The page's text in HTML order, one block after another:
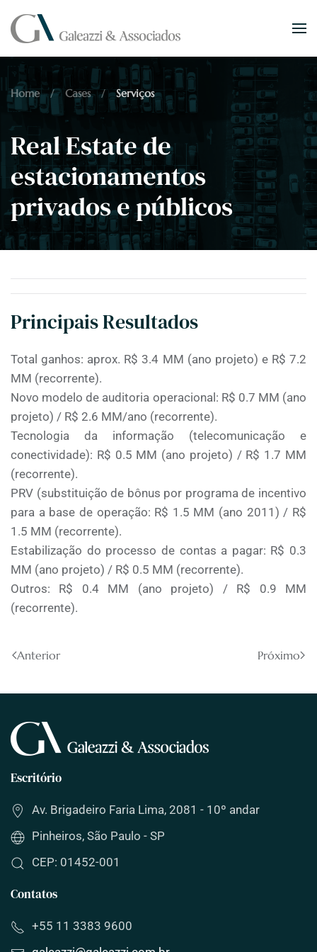
Skip to main content
Home Cases Serviços
Real Estate de
estacionamentos
privados e públicos
Principais Resultados
Total ganhos: aprox. R$ 3.4 MM (ano projeto) e R$ 7.2
MM (recorrente).
Novo modelo de auditoria operacional: R$ 0.7 MM (ano
projeto) / R$ 2.6 MM/ano (recorrente).
Tecnologia da informação (telecomunicação e
conectividade): R$ 0.5 MM (ano projeto) / R$ 1.7 MM
(recorrente).
PRV (substituição de bônus por programa de incentivo
para a base de operação: R$ 1.5 MM (ano 2011) / R$
1.5 MM (recorrente).
Estabilização do processo de contas a pagar: R$ 0.3
MM (ano projeto) / R$ 0.5 MM (recorrente).
Outros: R$ 0.4 MM (ano projeto) / R$ 0.9 MM
(recorrente).
Anterior Próximo
Escritório
Av. Brigadeiro Faria Lima, 2081 - 10º andar
Pinheiros, São Paulo - SP
CEP: 01452-001
Contatos
+55 11 3383 9600